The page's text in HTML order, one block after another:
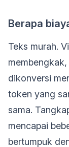
Berapa
Teks murah.
dikonversi
token yang
sama.
mencapai
bertumpuk